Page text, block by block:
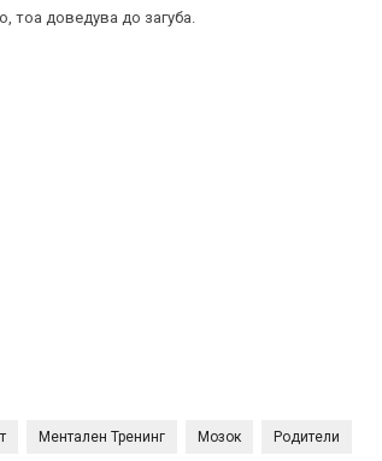
тоа доведува до загуба.
Ментален Тренинг Мозок Родители